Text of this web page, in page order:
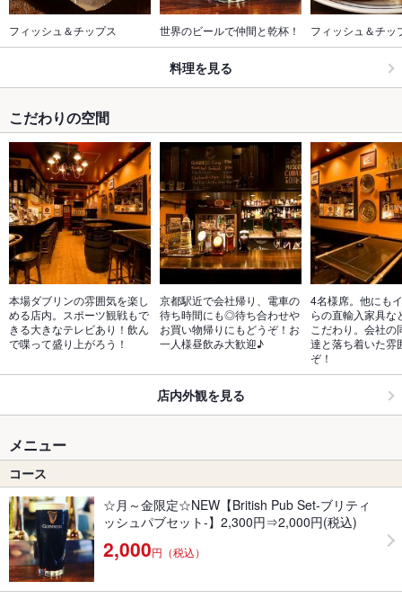
フィッシュ＆チップス 世界のビールで仲間と乾杯！ フィッシュ＆チッ
料理を見る
こだわりの空間
本場ダブリンの雰囲気を楽し
める店内。スポーツ観戦もで
きる大きなテレビあり！飲ん
で喋って盛り上がろう！
京都駅近で会社帰り、電車の
待ち時間にも◎待ち合わせや
お買い物帰りにもどうぞ！お
一人様昼飲み大歓迎♪
4名様席。他にも
らの直輸入家具な
こだわり。会社の
達と落ち着いた雰
ぞ！
店内外観を見る
メニュー
コース
☆月～金限定☆NEW【British Pub Set-ブリティ
ッシュパブセット-】2,300円⇒2,000円(税込)
2,000円（税込）